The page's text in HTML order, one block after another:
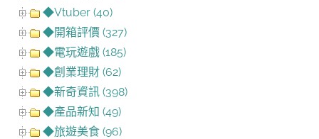
◆Vtuber (40)
◆開箱評價 (327)
◆電玩遊戲 (185)
◆創業理財 (62)
◆新奇資訊 (398)
◆產品新知 (49)
◆旅遊美食 (96)